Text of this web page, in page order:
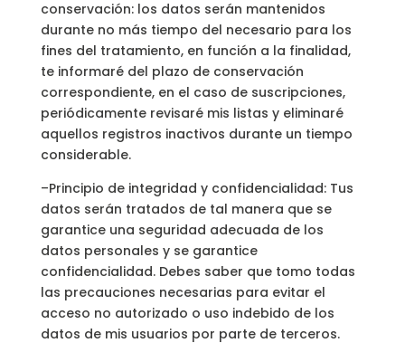
conservación: los datos serán mantenidos
durante no más tiempo del necesario para los
fines del tratamiento, en función a la finalidad,
te informaré del plazo de conservación
correspondiente, en el caso de suscripciones,
periódicamente revisaré mis listas y eliminaré
aquellos registros inactivos durante un tiempo
considerable.
–Principio de integridad y confidencialidad: Tus
datos serán tratados de tal manera que se
garantice una seguridad adecuada de los
datos personales y se garantice
confidencialidad. Debes saber que tomo todas
las precauciones necesarias para evitar el
acceso no autorizado o uso indebido de los
datos de mis usuarios por parte de terceros.